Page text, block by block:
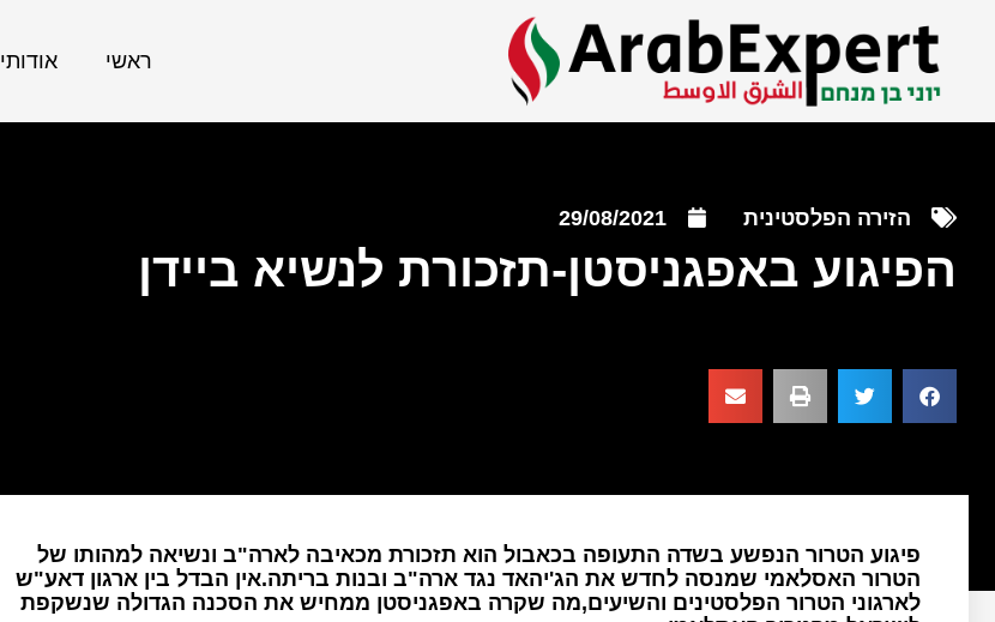
ראשי אודותי
הזירה הפלסטינית 29/08/2021
הפיגוע באפגניסטן-תזכורת לנשיא ביידן
פיגוע הטרור הנפשע בשדה התעופה בכאבול הוא תזכורת מכאיבה לארה"ב ונשיאה למהותו של
הטרור האסלאמי שמנסה לחדש את הג'יהאד נגד ארה"ב ובנות בריתה.אין הבדל בין ארגון דאע"ש
לארגוני הטרור הפלסטינים והשיעים,מה שקרה באפגניסטן ממחיש את הסכנה הגדולה שנשקפת